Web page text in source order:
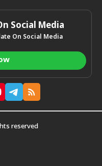
Social Media
On Social Media
reserved